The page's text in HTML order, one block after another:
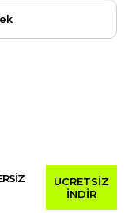
ÜCRETSİZ
İNDİR